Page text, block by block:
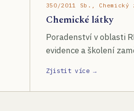
350/2011 Sb., Chemický
Chemické látky
Poradenství v oblasti
evidence a školení
Zjistit více →